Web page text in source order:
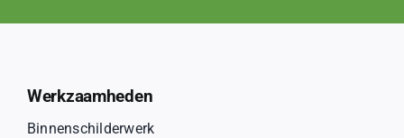
Werkzaamheden
Binnenschilderwerk